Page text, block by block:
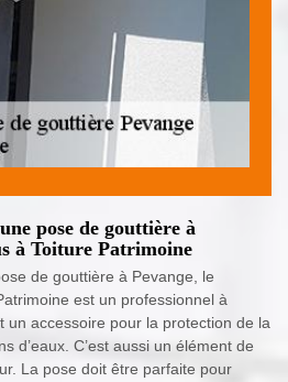
pose de gouttière à
à Toiture Patrimoine
de gouttière à Pevange, le
est un professionnel à
un accessoire pour la protection de la
d’eaux. C’est aussi un élément de
La pose doit être parfaite pour